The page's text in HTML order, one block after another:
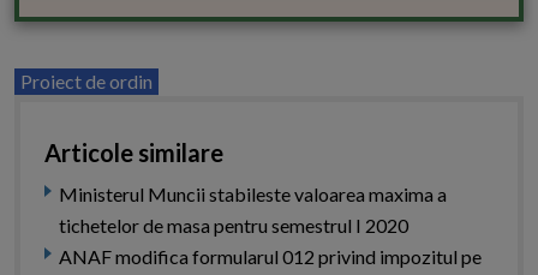
Proiect de ordin
Articole similare
Ministerul Muncii stabileste valoarea maxima a
tichetelor de masa pentru semestrul I 2020
ANAF modifica formularul 012 privind impozitul pe